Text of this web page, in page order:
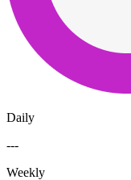
Daily
---
Weekly